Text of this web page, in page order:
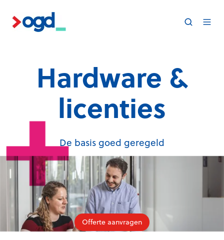
Hardware &
licenties
De basis goed geregeld
Offerte aanvragen